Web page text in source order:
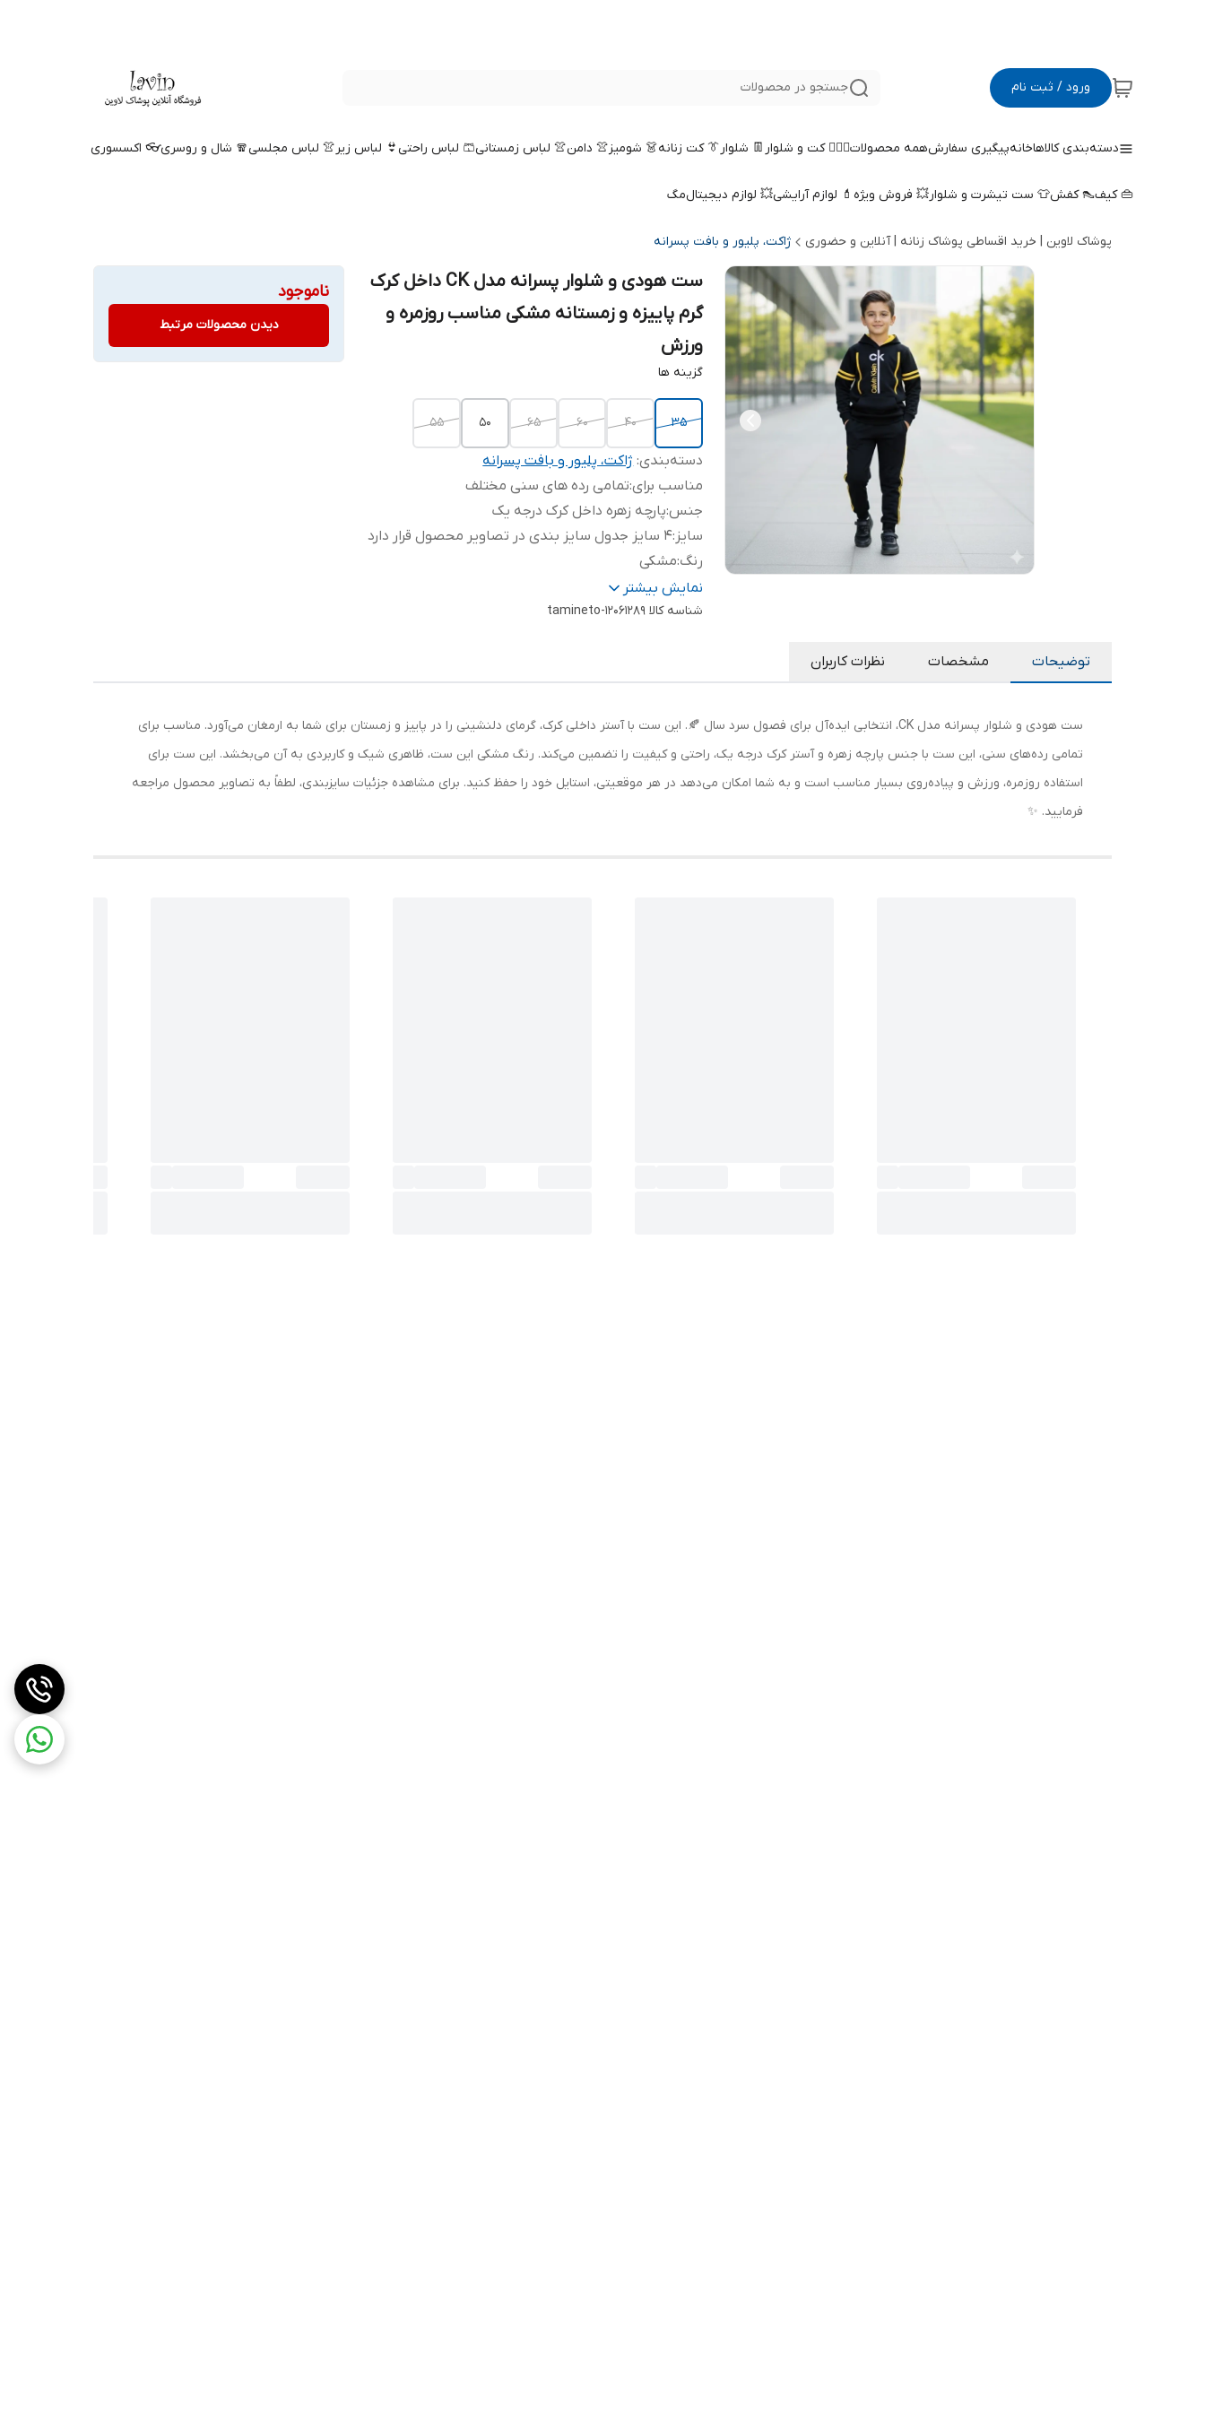
ورود / ثبت نام جستجو در محصولات
دسته‌بندی کالاهاخانهپیگیری سفارشهمه محصولات🤵🏻‍♀️ کت و شلوار 👖 شلوار👔 کت زنانه👗 شومیز👚 دامن👚 لباس زمستانی🩳 لباس راحتی👙 لباس زیر👚 لباس مجلسی🧣 شال و روسری👓 اکسسوری
👜 کیف👠 کفش👕 ست تیشرت و شلوار💥 فروش ویژه 💄 لوازم آرایشی💥 لوازم دیجیتالمگ
پوشاک لاوین | خرید اقساطی پوشاک زنانه | آنلاین و حضوری ژاکت، پلیور و بافت پسرانه
ست هودی و شلوار پسرانه مدل CK داخل کرک
گرم پاییزه و زمستانه مشکی مناسب روزمره و
ورزش
گزینه ها
35
40
60
65
50
55
دسته‌بندی:ژاکت، پلیور و بافت پسرانه
مناسب برای:تمامی رده های سنی مختلف
جنس:پارچه زهره داخل کرک درجه یک
سایز :4 سایز جدول سایز بندی در تصاویر محصول قرار دارد
رنگ:مشکی
موارد
استفاده:
مناسب برای استفاده روزمره ورزش و پیاده
روی
نمایش بیشتر
شناسه کالا tamineto-12061289
ناموجود
دیدن محصولات مرتبط
توضیحات مشخصات نظرات کاربران
ست هودی و شلوار پسرانه مدل CK، انتخابی ایده‌آل برای فصول سرد سال 🍂. این ست با آستر داخلی کرک، گرمای دلنشینی را در پاییز و زمستان برای شما به ارمغان می‌آورد. مناسب برای
تمامی رده‌های سنی، این ست با جنس پارچه زهره و آستر کرک درجه یک، راحتی و کیفیت را تضمین می‌کند. رنگ مشکی این ست، ظاهری شیک و کاربردی به آن می‌بخشد. این ست برای
استفاده روزمره، ورزش و پیاده‌روی بسیار مناسب است و به شما امکان می‌دهد در هر موقعیتی، استایل خود را حفظ کنید. برای مشاهده جزئیات سایزبندی، لطفاً به تصاویر محصول مراجعه
فرمایید. ✨